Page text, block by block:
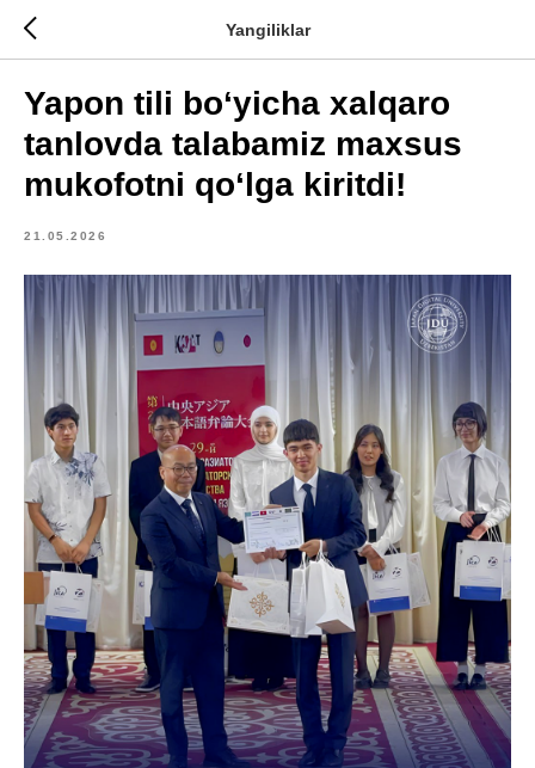
Yangiliklar
Yapon tili bo‘yicha xalqaro
tanlovda talabamiz maxsus
mukofotni qo‘lga kiritdi!
21.05.2026